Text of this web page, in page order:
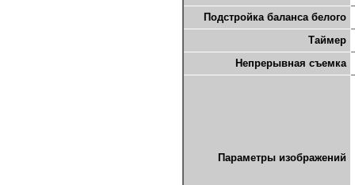
Подстройка баланса белого
Таймер
Непрерывная съемка
Параметры изображений